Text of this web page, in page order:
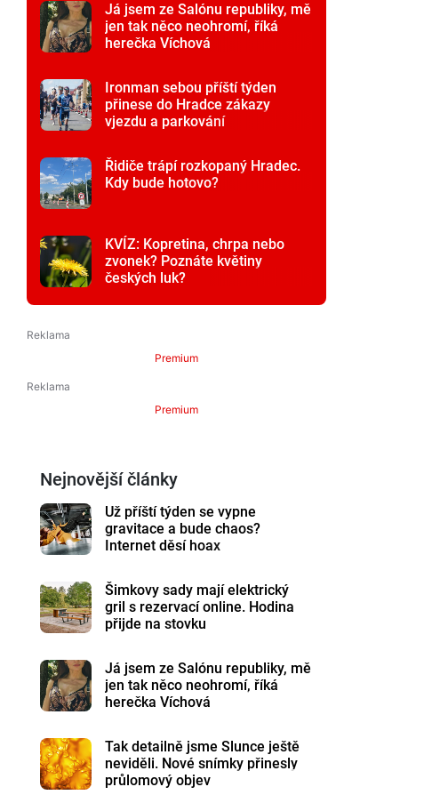
Já jsem ze Salónu republiky, mě
jen tak něco neohromí, říká
herečka Víchová
Ironman sebou příští týden
přinese do Hradce zákazy
vjezdu a parkování
Řidiče trápí rozkopaný Hradec.
Kdy bude hotovo?
KVÍZ: Kopretina, chrpa nebo
zvonek? Poznáte květiny
českých luk?
Premium
Premium
Nejnovější články
Už příští týden se vypne
gravitace a bude chaos?
Internet děsí hoax
Šimkovy sady mají elektrický
gril s rezervací online. Hodina
přijde na stovku
Já jsem ze Salónu republiky, mě
jen tak něco neohromí, říká
herečka Víchová
Tak detailně jsme Slunce ještě
neviděli. Nové snímky přinesly
průlomový objev